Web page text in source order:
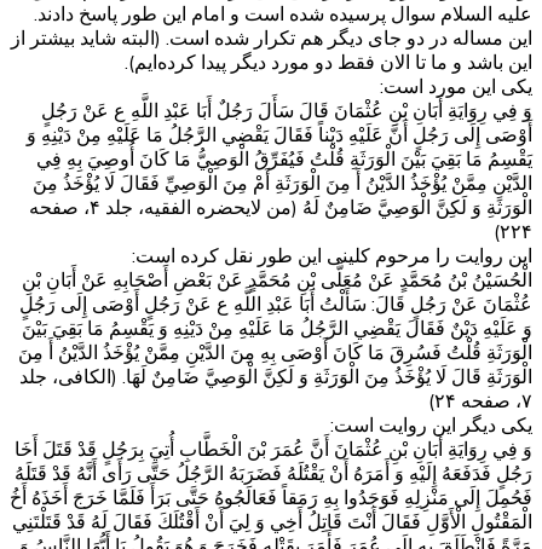
علیه السلام سوال پرسیده شده است و امام این طور پاسخ دادند.
این مساله در دو جای دیگر هم تکرار شده است. (البته شاید بیشتر از
این باشد و ما تا الان فقط دو مورد دیگر پیدا کرده‌ایم).
یکی این مورد است:
وَ فِي رِوَايَةِ أَبَانِ بْنِ عُثْمَانَ قَالَ سَأَلَ رَجُلٌ أَبَا عَبْدِ اللَّهِ ع عَنْ رَجُلٍ
أَوْصَى إِلَى رَجُلٍ أَنَّ عَلَيْهِ دَيْناً فَقَالَ يَقْضِي الرَّجُلُ مَا عَلَيْهِ مِنْ دَيْنِهِ وَ
يَقْسِمُ مَا بَقِيَ بَيْنَ الْوَرَثَةِ قُلْتُ فَيُفَرِّقُ الْوَصِيُّ مَا كَانَ أُوصِيَ بِهِ فِي
الدَّيْنِ مِمَّنْ يُؤْخَذُ الدَّيْنُ أَ مِنَ الْوَرَثَةِ أَمْ مِنَ الْوَصِيِّ فَقَالَ لَا يُؤْخَذُ مِنَ
الْوَرَثَةِ وَ لَكِنَّ الْوَصِيَّ ضَامِنٌ لَهُ (من لایحضره الفقیه، جلد ۴، صفحه
۲۲۴)
این روایت را مرحوم کلینی این طور نقل کرده است:
الْحُسَيْنُ بْنُ مُحَمَّدٍ عَنْ مُعَلَّى بْنِ مُحَمَّدٍ عَنْ بَعْضِ أَصْحَابِهِ عَنْ أَبَانِ بْنِ
عُثْمَانَ عَنْ رَجُلٍ قَالَ: سَأَلْتُ أَبَا عَبْدِ اللَّهِ ع عَنْ رَجُلٍ أَوْصَى إِلَى رَجُلٍ
وَ عَلَيْهِ دَيْنٌ فَقَالَ يَقْضِي الرَّجُلُ مَا عَلَيْهِ مِنْ دَيْنِهِ وَ يَقْسِمُ مَا بَقِيَ بَيْنَ
الْوَرَثَةِ قُلْتُ فَسُرِقَ مَا كَانَ أَوْصَى بِهِ مِنَ الدَّيْنِ مِمَّنْ يُؤْخَذُ الدَّيْنُ أَ مِنَ
الْوَرَثَةِ قَالَ لَا يُؤْخَذُ مِنَ الْوَرَثَةِ وَ لَكِنَّ الْوَصِيَّ ضَامِنٌ لَهَا. (الکافی، جلد
۷، صفحه ۲۴)
یکی دیگر این روایت است:
وَ فِي رِوَايَةِ أَبَانِ بْنِ عُثْمَانَ أَنَّ عُمَرَ بْنَ الْخَطَّابِ أُتِيَ بِرَجُلٍ قَدْ قَتَلَ أَخَا
رَجُلٍ فَدَفَعَهُ إِلَيْهِ وَ أَمَرَهُ أَنْ يَقْتُلَهُ فَضَرَبَهُ الرَّجُلُ حَتَّى رَأَى أَنَّهُ قَدْ قَتَلَهُ
فَحُمِلَ إِلَى مَنْزِلِهِ فَوَجَدُوا بِهِ رَمَقاً فَعَالَجُوهُ حَتَّى بَرَأَ فَلَمَّا خَرَجَ أَخَذَهُ أَخُ
الْمَقْتُولِ الْأَوَّلِ فَقَالَ أَنْتَ قَاتِلُ أَخِي وَ لِيَ أَنْ أَقْتُلَكَ فَقَالَ لَهُ قَدْ قَتَلْتَنِي